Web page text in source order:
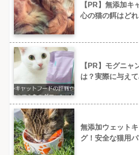
【PR】無添加
心の猫の餌はどれ
【PR】モグニャ
は？実際に与え
無添加ウェット
グ！安全な猫用